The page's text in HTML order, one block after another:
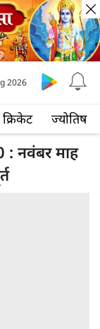
क्रिकेट ज्योतिष
2026
नवंबर माह